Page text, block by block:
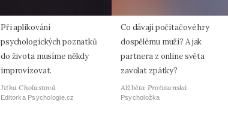
Při aplikování
psychologických poznatků
do života musíme někdy
improvizovat.
Jitka Cholastová
Editorka Psychologie.cz
Co dávají počítačové hry
dospělému muži? A jak
partnera z online světa
zavolat zpátky?
Alžběta Protivanská
Psycholožka